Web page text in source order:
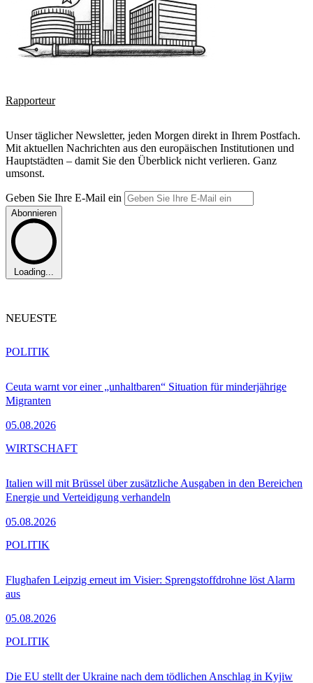
Rapporteur
Unser täglicher Newsletter, jeden Morgen direkt in Ihrem Postfach.
Mit aktuellen Nachrichten aus den europäischen Institutionen und
Hauptstädten – damit Sie den Überblick nicht verlieren. Ganz
umsonst.
Geben Sie Ihre E-Mail ein
Abonnieren
Loading...
NEUESTE
Ceuta warnt vor einer „unhaltbaren“ Situation für minderjährige
Migranten
05.08.2026
POLITIK
Italien will mit Brüssel über zusätzliche Ausgaben in den Bereichen
Energie und Verteidigung verhandeln
05.08.2026
WIRTSCHAFT
Flughafen Leipzig erneut im Visier: Sprengstoffdrohne löst Alarm
aus
05.08.2026
POLITIK
Die EU stellt der Ukraine nach dem tödlichen Anschlag in Kyjiw
POLITIK